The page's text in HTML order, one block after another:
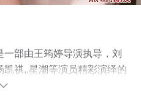
部由王筠婷导演执导，刘
祺,,星潮等演员精彩演绎的
晓（1-12全集），手机免
